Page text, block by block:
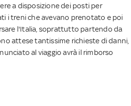
a disposizione dei posti per
i treni che avevano prenotato e poi
l'Italia, soprattutto partendo da
attese tantissime richieste di danni,
al viaggio avrà il rimborso